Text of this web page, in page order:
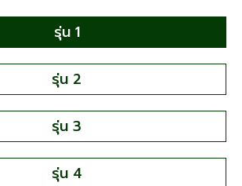
รุ่น 1
รุ่น 2
รุ่น 3
รุ่น 4